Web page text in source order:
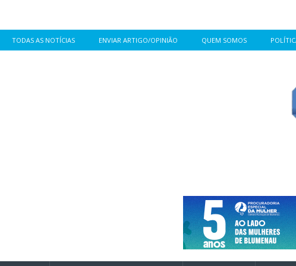
TODAS AS NOTÍCIAS ENVIAR ARTIGO/OPINIÃO QUEM SOMOS